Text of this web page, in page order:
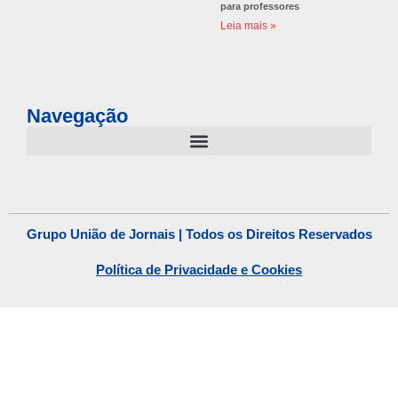
para professores
Leia mais »
Navegação
Grupo União de Jornais | Todos os Direitos Reservados
Política de Privacidade e Cookies